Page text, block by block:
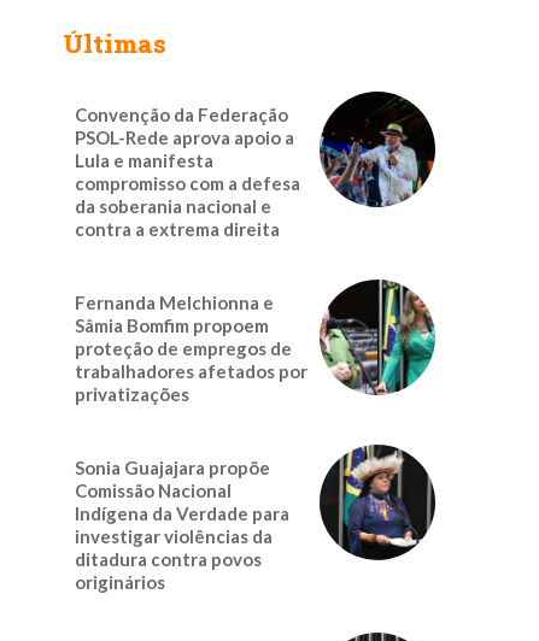
Últimas
Convenção da Federação
PSOL-Rede aprova apoio a
Lula e manifesta
compromisso com a defesa
da soberania nacional e
contra a extrema direita
Fernanda Melchionna e
Sâmia Bomfim propoem
proteção de empregos de
trabalhadores afetados por
privatizações
Sonia Guajajara propõe
Comissão Nacional
Indígena da Verdade para
investigar violências da
ditadura contra povos
originários